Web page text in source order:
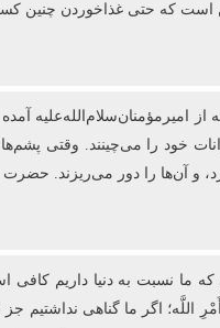
است که حتی غذاخوردن چنین
از
خود را می‌چینند. وقتی
و آن‌ها را دور می‌ریزند.
که ما نسبت به دنیا داریم
اللَّه؛ اگر ما گناهی نداشتیم